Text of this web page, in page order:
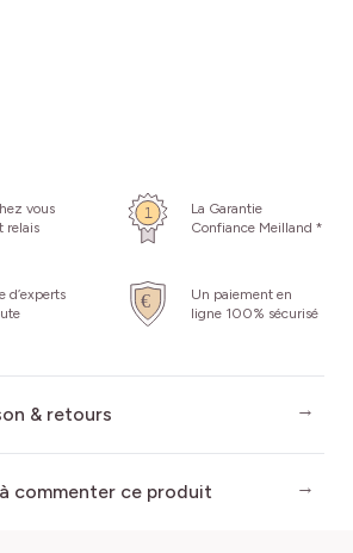
vous
relais
La Garantie
Confiance Meilland *
d’experts
Un paiement en
ligne 100% sécurisé
& retours
commenter ce produit